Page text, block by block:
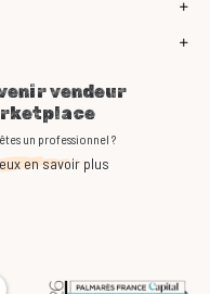
vendeur
un professionnel ?
en savoir plus